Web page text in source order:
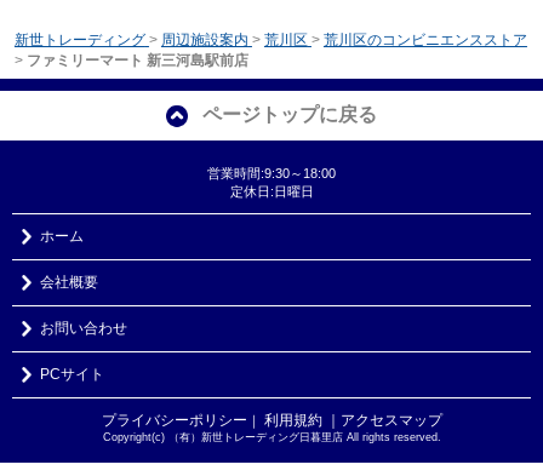
新世トレーディング > 周辺施設案内 > 荒川区 > 荒川区のコンビニエンスストア
> ファミリーマート 新三河島駅前店
ページトップに戻る
営業時間:9:30～18:00
定休日:日曜日
ホーム
会社概要
お問い合わせ
PCサイト
プライバシーポリシー ｜ 利用規約 ｜アクセスマップ
Copyright(c) （有）新世トレーディング日暮里店 All rights reserved.